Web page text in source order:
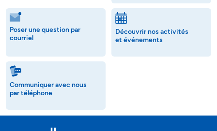
Poser une question par
courriel
Découvrir nos activités
et événements
Communiquer avec nous
par téléphone